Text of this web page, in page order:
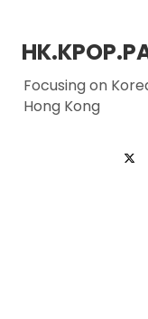
Focusing on
Hong Kong